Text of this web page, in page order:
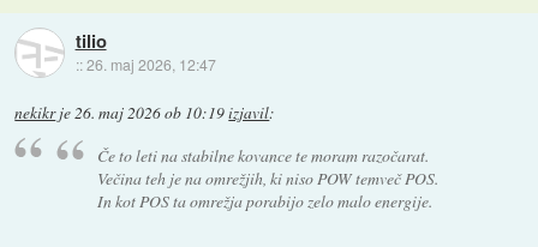
tilio
::26. maj 2026, 12:47
nekikrje26. maj 2026 ob 10:19izjavil:
Če to leti na stabilne kovance te moram razočarat.
Večina teh je na omrežjih, ki niso POW temveč POS.
In kot POS ta omrežja porabijo zelo malo energije.